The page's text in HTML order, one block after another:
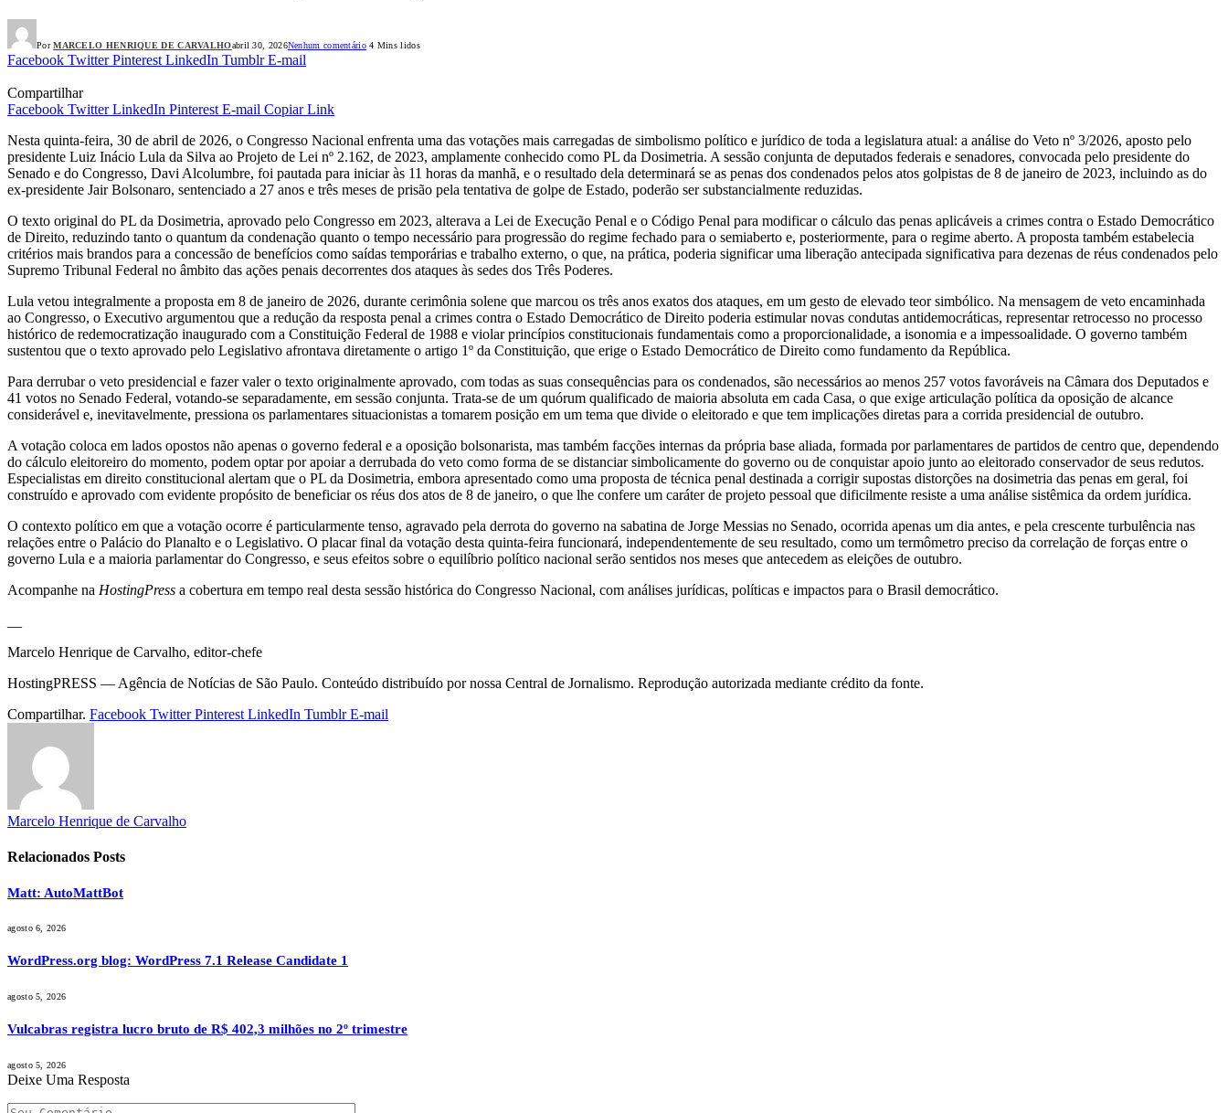
Por MARCELO HENRIQUE DE CARVALHOabril 30, 2026Nenhum comentário4 Mins lidos
Facebook Twitter Pinterest LinkedIn Tumblr E-mail
Compartilhar
Facebook Twitter LinkedIn Pinterest E-mail Copiar Link
Nesta quinta-feira, 30 de abril de 2026, o Congresso Nacional enfrenta uma das votações mais carregadas de simbolismo político e jurídico de toda a legislatura atual: a análise do Veto nº 3/2026, aposto pelo
presidente Luiz Inácio Lula da Silva ao Projeto de Lei nº 2.162, de 2023, amplamente conhecido como PL da Dosimetria. A sessão conjunta de deputados federais e senadores, convocada pelo presidente do
Senado e do Congresso, Davi Alcolumbre, foi pautada para iniciar às 11 horas da manhã, e o resultado dela determinará se as penas dos condenados pelos atos golpistas de 8 de janeiro de 2023, incluindo as do
ex-presidente Jair Bolsonaro, sentenciado a 27 anos e três meses de prisão pela tentativa de golpe de Estado, poderão ser substancialmente reduzidas.
O texto original do PL da Dosimetria, aprovado pelo Congresso em 2023, alterava a Lei de Execução Penal e o Código Penal para modificar o cálculo das penas aplicáveis a crimes contra o Estado Democrático
de Direito, reduzindo tanto o quantum da condenação quanto o tempo necessário para progressão do regime fechado para o semiaberto e, posteriormente, para o regime aberto. A proposta também estabelecia
critérios mais brandos para a concessão de benefícios como saídas temporárias e trabalho externo, o que, na prática, poderia significar uma liberação antecipada significativa para dezenas de réus condenados pelo
Supremo Tribunal Federal no âmbito das ações penais decorrentes dos ataques às sedes dos Três Poderes.
Lula vetou integralmente a proposta em 8 de janeiro de 2026, durante cerimônia solene que marcou os três anos exatos dos ataques, em um gesto de elevado teor simbólico. Na mensagem de veto encaminhada
ao Congresso, o Executivo argumentou que a redução da resposta penal a crimes contra o Estado Democrático de Direito poderia estimular novas condutas antidemocráticas, representar retrocesso no processo
histórico de redemocratização inaugurado com a Constituição Federal de 1988 e violar princípios constitucionais fundamentais como a proporcionalidade, a isonomia e a impessoalidade. O governo também
sustentou que o texto aprovado pelo Legislativo afrontava diretamente o artigo 1º da Constituição, que erige o Estado Democrático de Direito como fundamento da República.
Para derrubar o veto presidencial e fazer valer o texto originalmente aprovado, com todas as suas consequências para os condenados, são necessários ao menos 257 votos favoráveis na Câmara dos Deputados e
41 votos no Senado Federal, votando-se separadamente, em sessão conjunta. Trata-se de um quórum qualificado de maioria absoluta em cada Casa, o que exige articulação política da oposição de alcance
considerável e, inevitavelmente, pressiona os parlamentares situacionistas a tomarem posição em um tema que divide o eleitorado e que tem implicações diretas para a corrida presidencial de outubro.
A votação coloca em lados opostos não apenas o governo federal e a oposição bolsonarista, mas também facções internas da própria base aliada, formada por parlamentares de partidos de centro que, dependendo
do cálculo eleitoreiro do momento, podem optar por apoiar a derrubada do veto como forma de se distanciar simbolicamente do governo ou de conquistar apoio junto ao eleitorado conservador de seus redutos.
Especialistas em direito constitucional alertam que o PL da Dosimetria, embora apresentado como uma proposta de técnica penal destinada a corrigir supostas distorções na dosimetria das penas em geral, foi
construído e aprovado com evidente propósito de beneficiar os réus dos atos de 8 de janeiro, o que lhe confere um caráter de projeto pessoal que dificilmente resiste a uma análise sistêmica da ordem jurídica.
O contexto político em que a votação ocorre é particularmente tenso, agravado pela derrota do governo na sabatina de Jorge Messias no Senado, ocorrida apenas um dia antes, e pela crescente turbulência nas
relações entre o Palácio do Planalto e o Legislativo. O placar final da votação desta quinta-feira funcionará, independentemente de seu resultado, como um termômetro preciso da correlação de forças entre o
governo Lula e a maioria parlamentar do Congresso, e seus efeitos sobre o equilíbrio político nacional serão sentidos nos meses que antecedem as eleições de outubro.
Acompanhe na HostingPress a cobertura em tempo real desta sessão histórica do Congresso Nacional, com análises jurídicas, políticas e impactos para o Brasil democrático.
Marcelo Henrique de Carvalho, editor-chefe
HostingPRESS — Agência de Notícias de São Paulo. Conteúdo distribuído por nossa Central de Jornalismo. Reprodução autorizada mediante crédito da fonte.
Compartilhar. Facebook Twitter Pinterest LinkedIn Tumblr E-mail
Marcelo Henrique de Carvalho
Relacionados Posts
Matt: AutoMattBot
agosto 6, 2026
WordPress.org blog: WordPress 7.1 Release Candidate 1
agosto 5, 2026
Vulcabras registra lucro bruto de R$ 402,3 milhões no 2º trimestre
agosto 5, 2026
Deixe Uma Resposta